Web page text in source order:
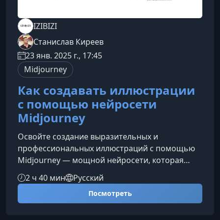
IZIBIZI
Станислав Киреев
23 янв. 2025 г., 17:45
Midjourney
Как создавать иллюстрации
с помощью нейросети
Midjourney
Освойте создание выразительных и
профессиональных иллюстраций с помощью
Midjourney — мощной нейросети, которая
превращает ваши идеи в готовые
изображения. Даже если вы никогда не
работали с графикой, этот курс проведет вас
2 ч 40 мин Русский
Посмотреть